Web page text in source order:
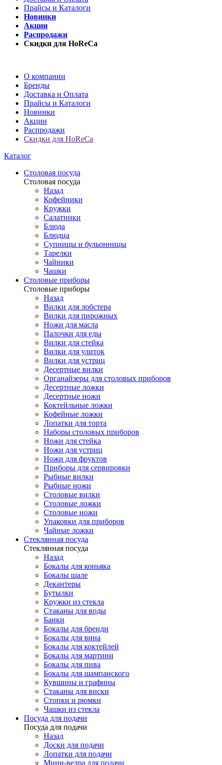
Прайсы и Каталоги
Новинки
Акции
Распродажи
Скидки для HoReCa
О компании
Бренды
Доставка и Оплата
Прайсы и Каталоги
Новинки
Акции
Распродажи
Скидки для HoReCa
Каталог
Столовая посуда
Столовая посуда
Назад
Кофейники
Кружки
Салатники
Блюда
Блюдца
Супницы и бульонницы
Тарелки
Чайники
Чашки
Cтоловые приборы
Cтоловые приборы
Назад
Вилки для лобстера
Вилки для пирожных
Ножи для масла
Палочки для еды
Вилки для стейка
Вилки для улиток
Вилки для устриц
Десертные вилки
Органайзеры для столовых приборов
Десертные ложки
Десертные ножи
Коктейльные ложки
Кофейные ложки
Лопатки для торта
Наборы столовых приборов
Ножи для стейка
Ножи для устриц
Ножи для фруктов
Приборы для сервировки
Рыбные вилки
Рыбные ножи
Столовые вилки
Столовые ложки
Столовые ножи
Упаковки для приборов
Чайные ложки
Стеклянная посуда
Стеклянная посуда
Назад
Бокалы для коньяка
Бокалы шале
Декантеры
Бутылки
Кружки из стекла
Стаканы для воды
Банки
Бокалы для бренди
Бокалы для вина
Бокалы для коктейлей
Бокалы для мартини
Бокалы для пива
Бокалы для шампанского
Кувшины и графины
Стаканы для виски
Стопки и рюмки
Чашки из стекла
Посуда для подачи
Посуда для подачи
Назад
Доски для подачи
Лопатки для подачи
Мини-ведра для подачи